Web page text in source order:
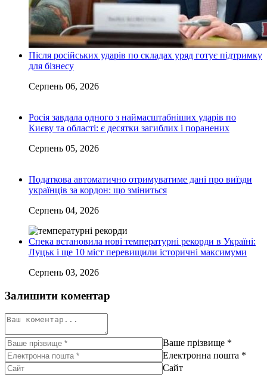
Після російських ударів по складах уряд готує підтримку
для бізнесу
Серпень 06, 2026
Росія завдала одного з наймасштабніших ударів по
Києву та області: є десятки загиблих і поранених
Серпень 05, 2026
Податкова автоматично отримуватиме дані про виїзди
українців за кордон: що зміниться
Серпень 04, 2026
Спека встановила нові температурні рекорди в Україні:
Луцьк і ще 10 міст перевищили історичні максимуми
Серпень 03, 2026
Залишити коментар
Ваше прізвище *
Електронна пошта *
Сайт